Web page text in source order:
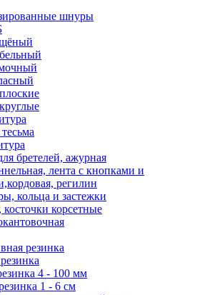
шнуры
бретелей, ажурная
лента с кнопками и
регилин
кольца и застежки
корсетные
резинка
4 - 100 мм
1 - 6 см